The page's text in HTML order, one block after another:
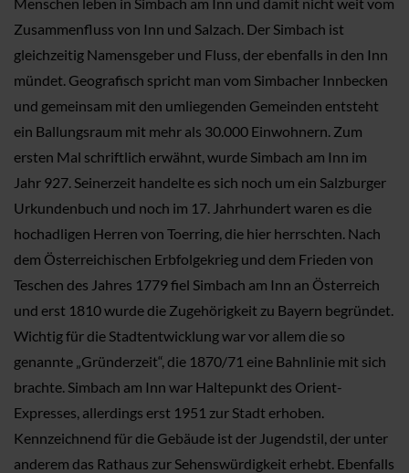
Zusammenfluss von Inn und Salzach. Der Simbach ist
gleichzeitig Namensgeber und Fluss, der ebenfalls in den Inn
mündet. Geografisch spricht man vom Simbacher Innbecken
und gemeinsam mit den umliegenden Gemeinden entsteht
ein Ballungsraum mit mehr als 30.000 Einwohnern. Zum
ersten Mal schriftlich erwähnt, wurde Simbach am Inn im
Jahr 927. Seinerzeit handelte es sich noch um ein Salzburger
Urkundenbuch und noch im 17. Jahrhundert waren es die
hochadligen Herren von Toerring, die hier herrschten. Nach
dem Österreichischen Erbfolgekrieg und dem Frieden von
Teschen des Jahres 1779 fiel Simbach am Inn an Österreich
und erst 1810 wurde die Zugehörigkeit zu Bayern begründet.
Wichtig für die Stadtentwicklung war vor allem die so
genannte „Gründerzeit“, die 1870/71 eine Bahnlinie mit sich
brachte. Simbach am Inn war Haltepunkt des Orient-
Expresses, allerdings erst 1951 zur Stadt erhoben.
Kennzeichnend für die Gebäude ist der Jugendstil, der unter
anderem das Rathaus zur Sehenswürdigkeit erhebt. Ebenfalls